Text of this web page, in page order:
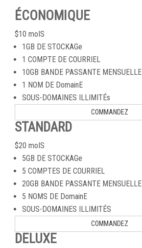
ÉCONOMIQUE
$10 moIS
1GB DE STOCKAGe
1 COMPTE DE COURRIEL
10GB BANDE PASSANTE MENSUELLE
1 NOM DE DomainE
SOUS-DOMAINES ILLIMITÉs
COMMANDEZ
STANDARD
$20 moIS
5GB DE STOCKAGe
5 COMPTES DE COURRIEL
20GB BANDE PASSANTE MENSUELLE
5 NOMS DE DomainE
SOUS-DOMAINES ILLIMITÉS
COMMANDEZ
DELUXE